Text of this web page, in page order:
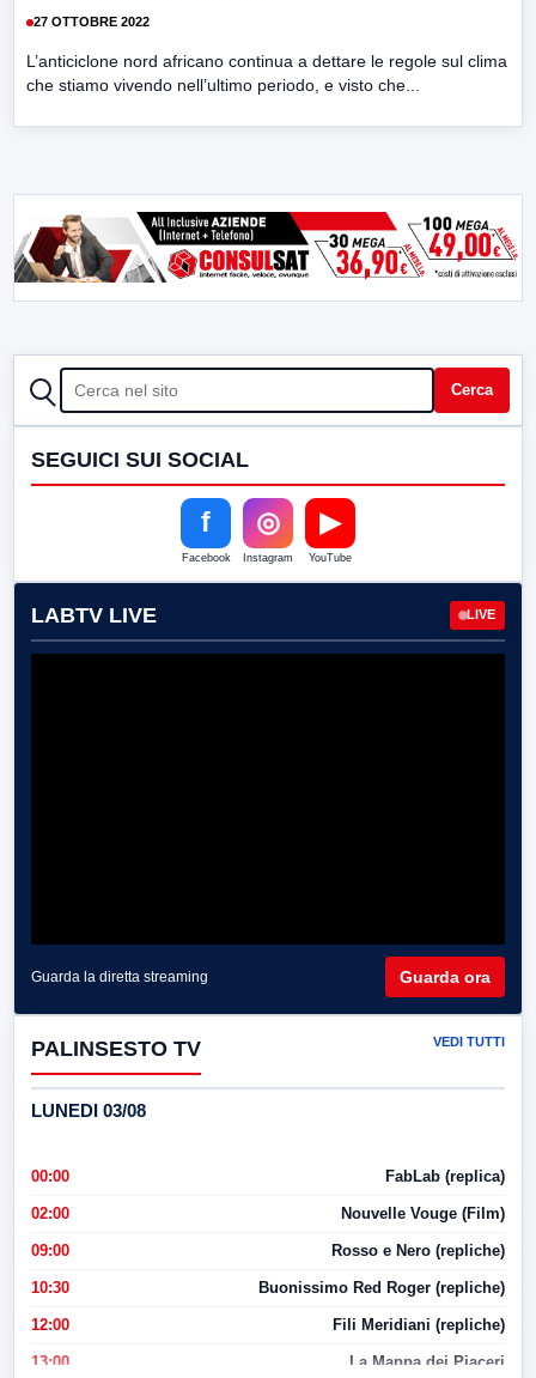
27 OTTOBRE 2022
L’anticiclone nord africano continua a dettare le regole sul clima
che stiamo vivendo nell’ultimo periodo, e visto che...
CERCA Cerca
SEGUICI SUI SOCIAL
f
Facebook
◎
Instagram
▶
YouTube
LABTV LIVE LIVE
Guarda la diretta streaming Guarda ora
PALINSESTO TV VEDI TUTTI
LUNEDI 03/08
00:00 FabLab (replica)
02:00 Nouvelle Vouge (Film)
09:00 Rosso e Nero (repliche)
10:30 Buonissimo Red Roger (repliche)
12:00 Fili Meridiani (repliche)
13:00 La Mappa dei Piaceri